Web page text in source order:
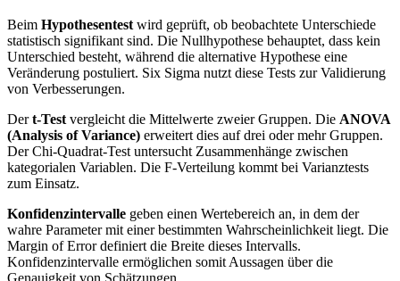
Beim Hypothesentest wird geprüft, ob beobachtete Unterschiede
statistisch signifikant sind. Die Nullhypothese behauptet, dass kein
Unterschied besteht, während die alternative Hypothese eine
Veränderung postuliert. Six Sigma nutzt diese Tests zur Validierung
von Verbesserungen.
Dert-Test vergleicht die Mittelwerte zweier Gruppen. Die ANOVA
(Analysis of Variance) erweitert dies auf drei oder mehr Gruppen.
Der Chi-Quadrat-Test untersucht Zusammenhänge zwischen
kategorialen Variablen. Die F-Verteilung kommt bei Varianztests
zum Einsatz.
Konfidenzintervalle geben einen Wertebereich an, in dem der
wahre Parameter mit einer bestimmten Wahrscheinlichkeit liegt. Die
Margin of Error definiert die Breite dieses Intervalls.
Konfidenzintervalle ermöglichen somit Aussagen über die
Genauigkeit von Schätzungen.